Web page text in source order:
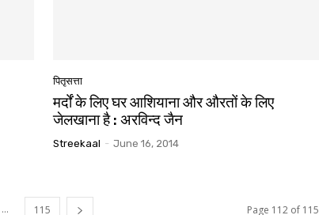
पितृसत्ता
मर्दों के लिए घर आशियाना और औरतों के लिए
जेलखाना है : अरविन्द जैन
Streekaal - June 16, 2014
... 115 Page 112 of 115